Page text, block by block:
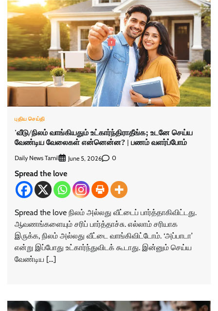
புதிய செய்தி
'வீடு/நிலம் வாங்கியதும் உட்கார்ந்திராதீங்க; உடனே செய்ய
வேண்டிய வேலைகள் என்னென்ன? | பணம் வளர்ப்போம்
Daily News Tamil June 5, 2026 0
Spread the love
Spread the love நிலம் அல்லது வீட்டைப் பார்த்தாகிவிட்டது.
ஆவணங்களையும் சரிப் பார்த்தாச்சு. எல்லாம் சரியாக
இருக்க, நிலம் அல்லது வீட்டை வாங்கிவிட்டோம். ‘அப்பாடா’
என்று இப்போது உட்கார்ந்துவிடக் கூடாது. இன்னும் செய்ய
வேண்டிய […]